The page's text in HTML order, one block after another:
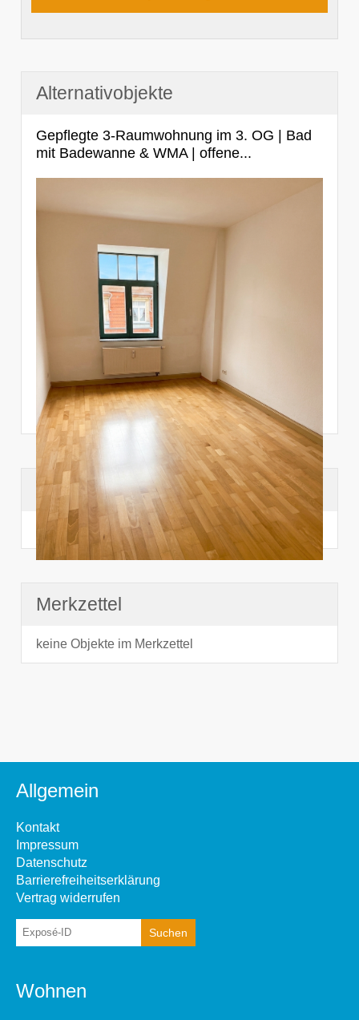
Alternativobjekte
Gepflegte 3-Raumwohnung im 3. OG | Bad
mit Badewanne & WMA | offene...
Suchhistorie
noch nichts angesehen
Merkzettel
keine Objekte im Merkzettel
Allgemein
Kontakt
Impressum
Datenschutz
Barrierefreiheitserklärung
Vertrag widerrufen
Wohnen